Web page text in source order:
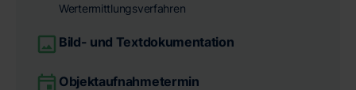
Wertermittlungsverfahren
Bild- und Textdokumentation
Objektaufnahmetermin